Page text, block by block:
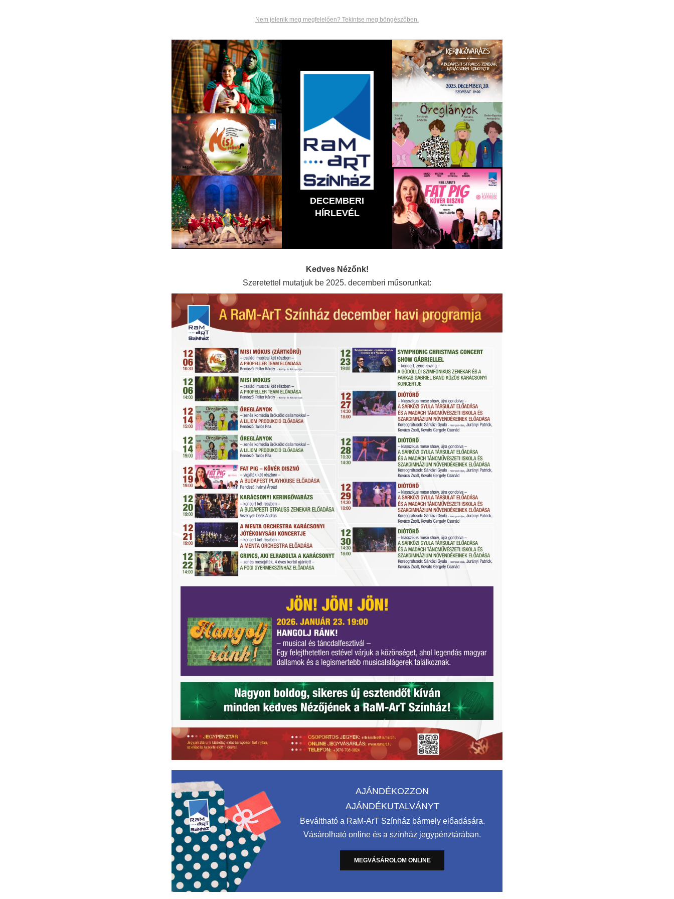
Nem jelenik meg megfelelően? Tekintse meg böngészőben.
DECEMBERI
HÍRLEVÉL
Kedves Nézőnk!
Szeretettel mutatjuk be 2025. decemberi műsorunkat:
AJÁNDÉKOZZON
AJÁNDÉKUTALVÁNYT
Beváltható a RaM-ArT Színház bármely előadására.
Vásárolható online és a színház jegypénztárában.
MEGVÁSÁROLOM ONLINE